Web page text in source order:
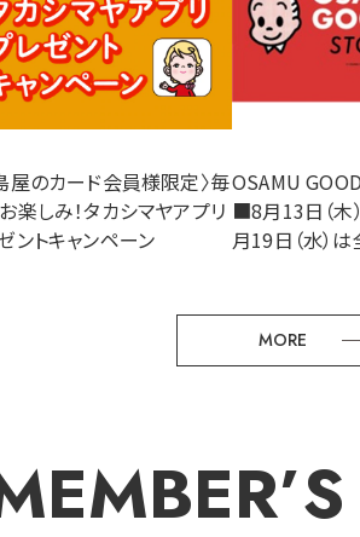
屋のカード会員様限定〉毎
楽しみ！タカシマヤアプリ
ントキャンペーン
OSAMU
■8月13日（木
月19日（水）
MORE